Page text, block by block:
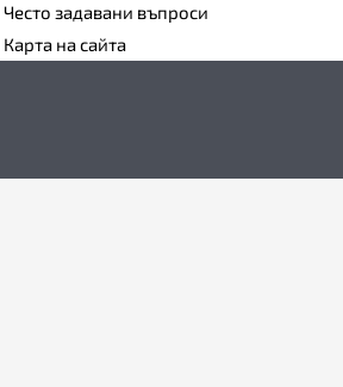
Често задавани въпроси
Карта на сайта